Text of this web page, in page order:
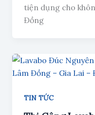
tiện dụng cho
Đồng
TIN TỨC